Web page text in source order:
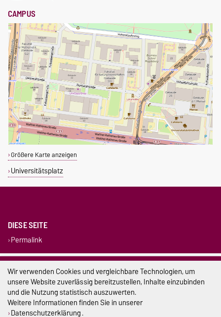
CAMPUS
Größere Karte anzeigen
Universitätsplatz
DIESE SEITE
Permalink
Impressum
Datenschutz
Barrierefreiheit
Wir verwenden Cookies und vergleichbare Technologien, um
unsere Website zuverlässig bereitzustellen, Inhalte einzubinden
und die Nutzung statistisch auszuwerten.
Weitere Informationen finden Sie in unserer
Datenschutzerklärung.